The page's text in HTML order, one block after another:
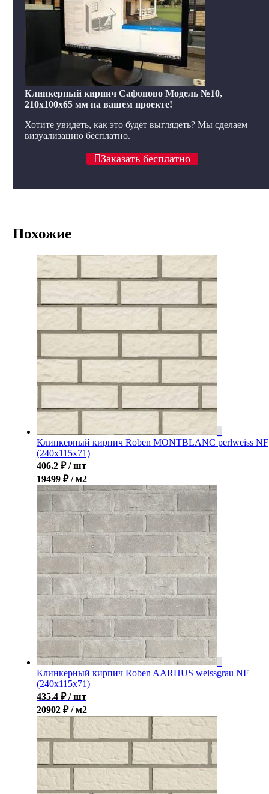
Клинкерный кирпич Сафоново Модель №10,
210x100x65 мм на вашем проекте!
Хотите увидеть, как это будет выглядеть? Мы сделаем
визуализацию бесплатно.
Заказать бесплатно
Похожие
Клинкерный кирпич Roben MONTBLANC perlweiss NF
(240x115x71)
406.2 ₽ / шт
19499 ₽ / м2
Клинкерный кирпич Roben AARHUS weissgrau NF
(240х115х71)
435.4 ₽ / шт
20902 ₽ / м2